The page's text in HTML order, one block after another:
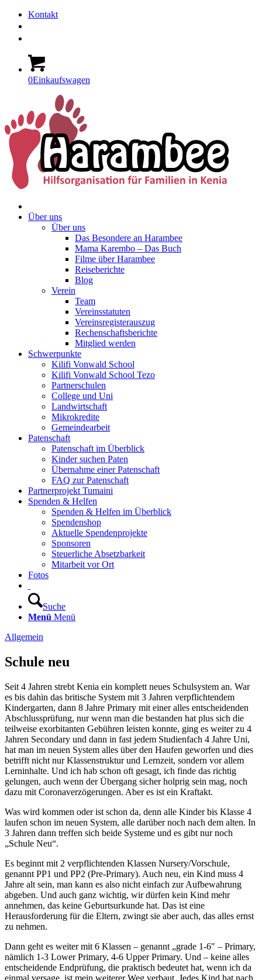
Kontakt
0Einkaufswagen
Über uns
Über uns
Das Besondere an Harambee
Mama Karembo – Das Buch
Filme über Harambee
Reiseberichte
Blog
Verein
Team
Vereinsstatuten
Vereinsregisterauszug
Rechenschaftsberichte
Mitglied werden
Schwerpunkte
Kilifi Vonwald School
Kilifi Vonwald School Tezo
Partnerschulen
College und Uni
Landwirtschaft
Mikrokredite
Gemeindearbeit
Patenschaft
Patenschaft im Überblick
Kinder suchen Paten
Übernahme einer Patenschaft
FAQ zur Patenschaft
Partnerprojekt Tumaini
Spenden & Helfen
Spenden & Helfen im Überblick
Spendenshop
Aktuelle Spendenprojekte
Sponsoren
Steuerliche Absetzbarkeit
Mitarbeit vor Ort
Fotos
Suche
Menü Menü
Allgemein
Schule neu
Seit 4 Jahren strebt Kenia ein komplett neues Schulsystem an. War
es bis dahin das britische System mit 3 Jahren verpflichtendem
Kindergarten, dann 8 Jahre Primary mit einer alles entscheidenden
Abschlussprüfung, nur wenn man die bestanden hat plus sich die
teilweise exorbitanten Gebühren leisten konnte, ging es weiter zu 4
Jahren Secondary und dann in fast jedem Studienfach 4 Jahre Uni,
hat man im neuen System alles über den Haufen geworfen und dies
betrifft nicht nur Klassenstruktur und Lernzeit, sondern vor allem
Lerninhalte. Und ich hab schon oft gesagt, ich finde das richtig
gelungen, auch wenn der Übergang sicher holprig sein mag, noch
dazu mit Coronaverzögerungen. Aber es ist ein Kraftakt.
Was wird kommen oder ist schon da, denn alle Kinder bis Klasse 4
laufen schon im neuen System, alle darüber noch nach dem alten. In
3 Jahren dann treffen sich beide Systeme und es gibt nur noch
„Schule Neu“.
Es beginnt mit 2 verpflichtenden Klassen Nursery/Vorschule,
genannt PP1 und PP2 (Pre-Primary). Auch neu, ein Kind muss 4
Jahre alt sein, man kann es also nicht einfach zur Aufbewahrung
abgeben. Und auch ganz wichtig, wir dürfen kein Kind mehr
annehmen, das keine Geburtsurkunde hat. Das ist eine
Herausforderung für die Eltern, zwingt sie aber auch, das alles ernst
zu nehmen.
Dann geht es weiter mit 6 Klassen – genannt „grade 1-6″ – Primary,
nämlich 1-3 Lower Primary, 4-6 Upper Primary. Und – keine alles
entscheidende Endprüfung, die praktisch bedeutet hat, wenn ich da
einmal versage, ist mein weiterer Weg verbaut. Jedes Kind hat nach